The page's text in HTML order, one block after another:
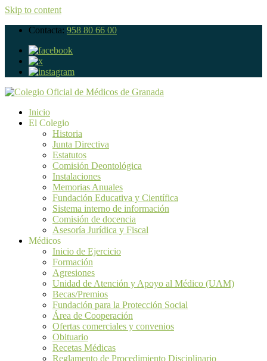
Skip to content
Contacta: 958 80 66 00
Inicio
El Colegio
Historia
Junta Directiva
Estatutos
Comisión Deontológica
Instalaciones
Memorias Anuales
Fundación Educativa y Científica
Sistema interno de información
Comisión de docencia
Asesoría Jurídica y Fiscal
Médicos
Inicio de Ejercicio
Formación
Agresiones
Unidad de Atención y Apoyo al Médico (UAM)
Becas/Premios
Fundación para la Protección Social
Área de Cooperación
Ofertas comerciales y convenios
Obituario
Recetas Médicas
Reglamento de Procedimiento Disciplinario